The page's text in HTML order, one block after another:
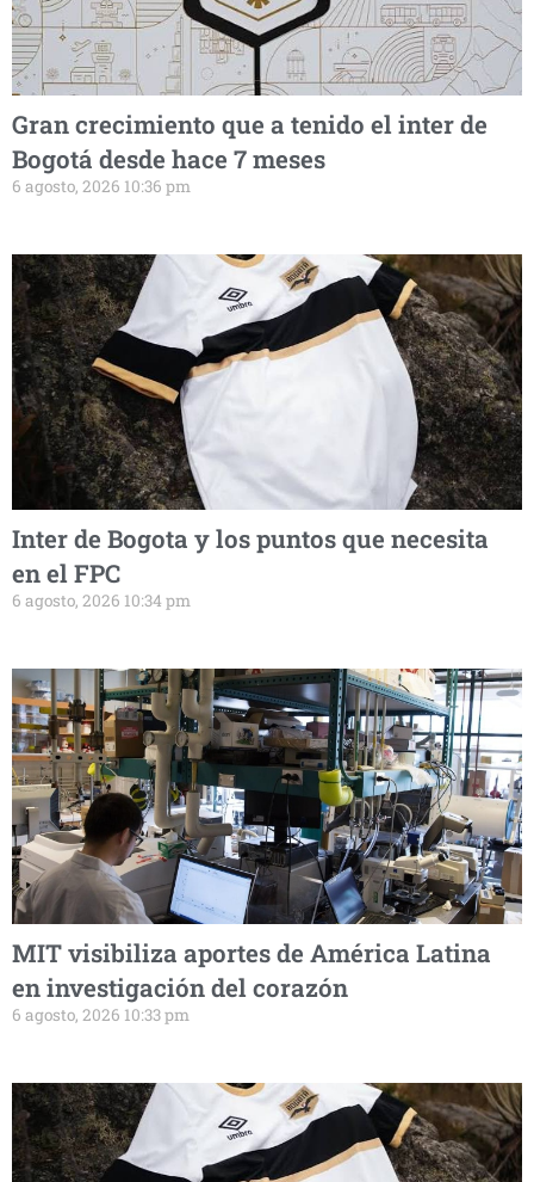
Gran crecimiento que a tenido el inter de
Bogotá desde hace 7 meses
6 agosto, 2026 10:36 pm
Inter de Bogota y los puntos que necesita
en el FPC
6 agosto, 2026 10:34 pm
MIT visibiliza aportes de América Latina
en investigación del corazón
6 agosto, 2026 10:33 pm